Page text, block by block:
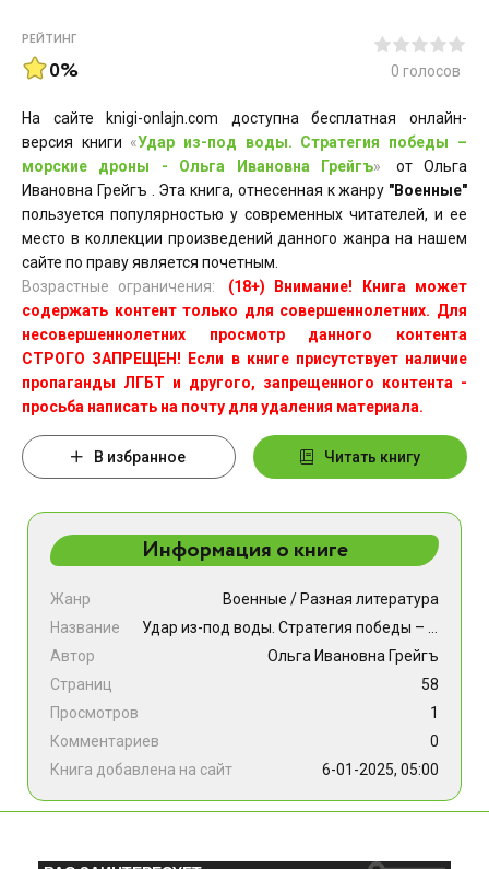
РЕЙТИНГ
0% 0 голосов
На сайте knigi-onlajn.com доступна бесплатная онлайн-
версия книги «Удар из-под воды. Стратегия победы –
морские дроны - Ольга Ивановна Грейгъ»
от Ольга
Ивановна Грейгъ . Эта книга, отнесенная к жанру "Военные"
пользуется популярностью у современных читателей, и ее
место в коллекции произведений данного жанра на нашем
сайте по праву является почетным.
Возрастные ограничения:
(18+) Внимание! Книга может
содержать контент только для совершеннолетних. Для
несовершеннолетних просмотр данного контента
СТРОГО ЗАПРЕЩЕН! Если в книге присутствует наличие
пропаганды ЛГБТ и другого, запрещенного контента -
просьба написать на почту для удаления материала.
В избранное Читать книгу
Информация о книге
Жанр Военные / Разная литература
Название
Автор
Ольга Ивановна Грейгъ
Страниц
58
Просмотров
1
Комментариев
0
Книга добавлена на сайт
6-01-2025, 05:00